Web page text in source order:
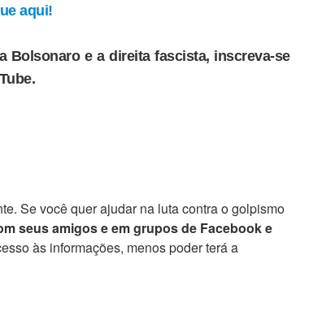
aqui!
Bolsonaro e a direita fascista, inscreva-se
Se você quer ajudar na luta contra o golpismo
seus amigos e em grupos de Facebook e
às informações, menos poder terá a